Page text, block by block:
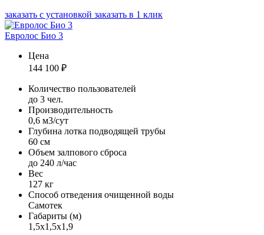
заказать с установкой заказать в 1 клик
Евролос Био 3
Цена
144 100 ₽
Количество пользователей
до 3 чел.
Производительность
0,6 м3/сут
Глубина лотка подводящей трубы
60 см
Объем залпового сброса
до 240 л/час
Вес
127 кг
Способ отведения очищенной воды
Самотек
Габариты (м)
1,5х1,5х1,9